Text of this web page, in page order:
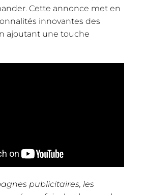
Cette annonce met en
innovantes des
ajoutant une touche
publicitaires, les